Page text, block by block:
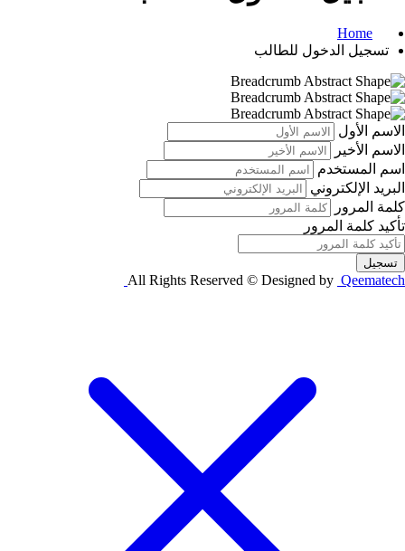
Home
تسجيل الدخول للطالب
الاسم الأول
الاسم الأخير
اسم المستخدم
البريد الإلكتروني
كلمة المرور
تأكيد كلمة المرور
تسجيل
All Rights Reserved © Designed by Qeematech